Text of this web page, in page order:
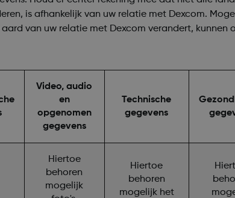
is afhankelijk van uw relatie met Dexcom.
van uw relatie met Dexcom verandert, kunnen
Video, audio
en
opgenomen
gegevens
Technische
gegevens
Hiertoe
behoren
mogelijk
Hiertoe
behoren
mogelijk het